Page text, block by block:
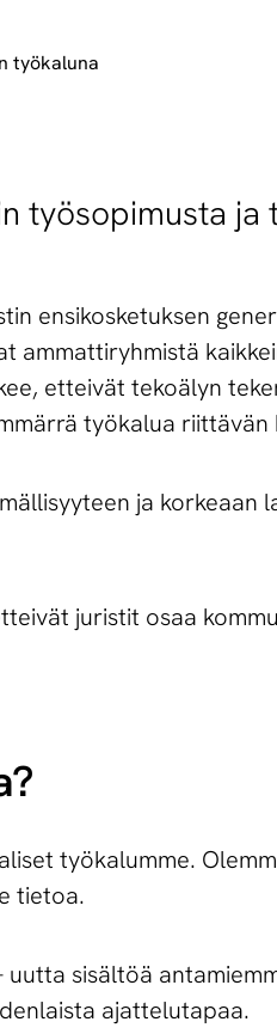
työkaluna
työsopimusta
ensikosketuksen
ammattiryhmistä
etteivät tekoälyn
työkalua riittävän
ja korkeaan
juristit osaa
työkalumme.
tietoa.
uutta sisältöä
ajattelutapaa.